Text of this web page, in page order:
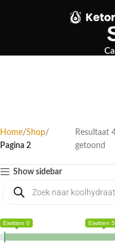
Home Shop
Pagina 2
Resultaat
getoond
Show sidebar
Eiwitten 0 Eiwitten